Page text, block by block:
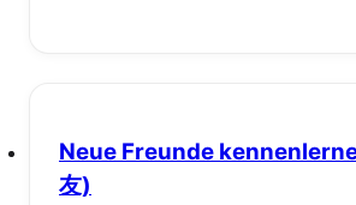
Neue Freunde
友)